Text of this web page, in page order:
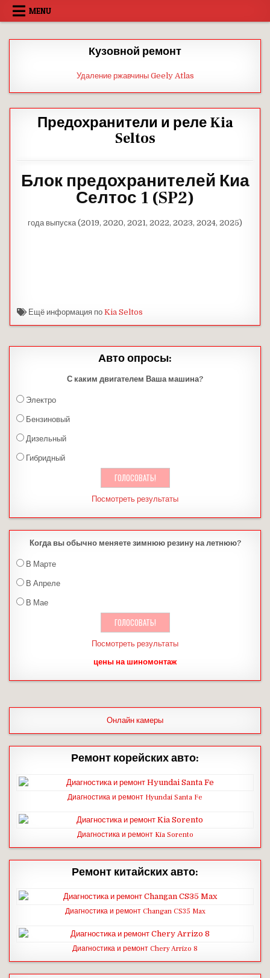
Skip
MENU
Кузовной ремонт
Удаление ржавчины Geely Atlas
Предохранители и реле Kia
Seltos
Блок предохранителей Киа
Селтос 1 (SP2)
года выпуска (2019, 2020, 2021, 2022, 2023, 2024, 2025)
Ещё информация поKia Seltos
Авто опросы:
С каким двигателем Ваша машина?
Электро
Бензиновый
Дизельный
Гибридный
Посмотреть результаты
Когда вы обычно меняете зимнюю резину на летнюю?
В Марте
В Апреле
В Мае
Посмотреть результаты
цены на шиномонтаж
Онлайн камеры
Ремонт корейских авто:
Диагностика и ремонт Hyundai Santa Fe
Диагностика и ремонт Kia Sorento
Ремонт китайских авто:
Диагностика и ремонт Changan CS35 Max
Диагностика и ремонт Chery Arrizo 8